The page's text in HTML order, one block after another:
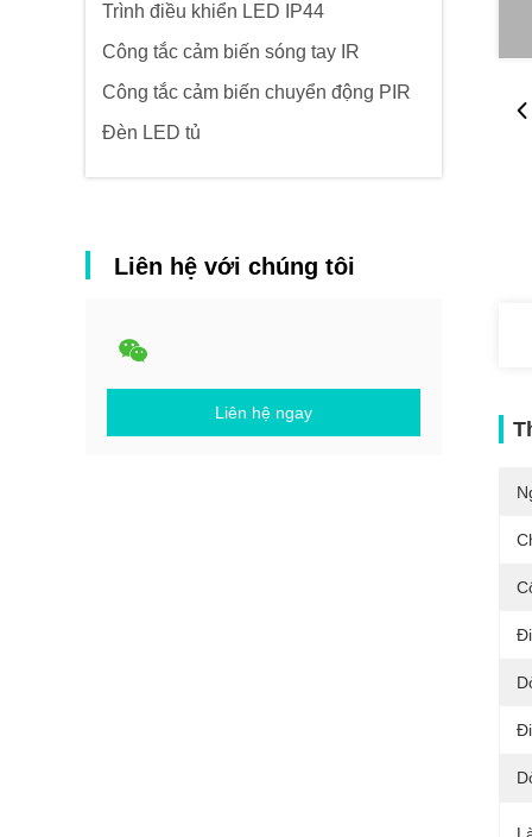
Trình điều khiển LED IP44
Công tắc cảm biến sóng tay IR
Công tắc cảm biến chuyển động PIR
Đèn LED tủ
Liên hệ với chúng tôi
Liên hệ ngay